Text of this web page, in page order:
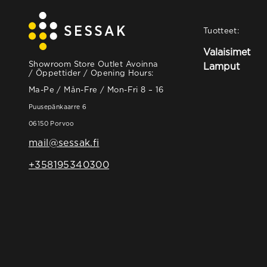
Showroom Store Outlet Avoinna
/ Öppettider / Opening Hours:
Ma-Pe / Mån-Fre / Mon-Fri 8 – 16
Puusepänkaarre 6
06150 Porvoo
mail@sessak.fi
+358195340300
Tuotteet:
Valaisimet
Lamput